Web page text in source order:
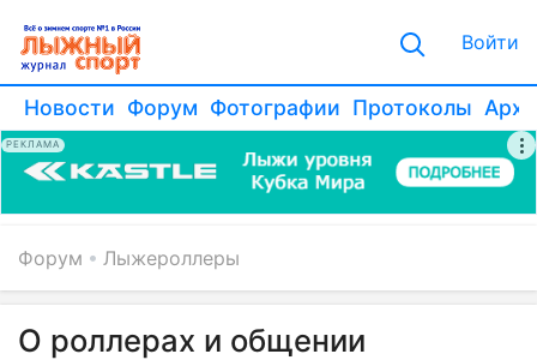
Войти
Новости Форум Фотографии Протоколы
РЕКЛАМА
Форум Лыжероллеры
О роллерах и общении